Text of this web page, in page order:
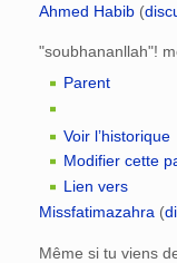
Ahmed Habib (
"soubhananllah"!
Parent
Voir l’historique
Modifier cette
Lien vers
Missfatimazahra (
Même si tu viens